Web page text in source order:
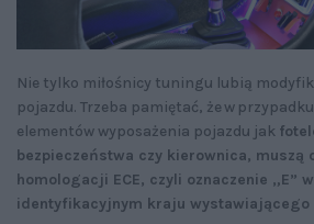
Nie tylko miłośnicy tuningu lubią
pojazdu. Trzeba pamiętać, że w
elementów wyposażenia pojazdu jak
bezpieczeństwa czy kierownica, muszą
homologacji ECE, czyli oznaczenie „E”
identyfikacyjnym kraju